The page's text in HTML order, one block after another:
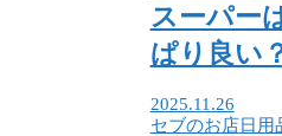
スーパー
ぱり良い
2025.11.26
セブのお店日用